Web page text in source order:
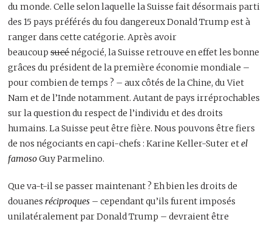
du monde. Celle selon laquelle la Suisse fait désormais parti
des 15 pays préférés du fou dangereux Donald Trump est à
ranger dans cette catégorie. Après avoir
beaucoupsucénégocié, la Suisse retrouve en effet les bonne
grâces du président de la première économie mondiale –
pour combien de temps ? – aux côtés de la Chine, du Viet
Nam et de l’Inde notamment. Autant de pays irréprochables
sur la question du respect de l’individu et des droits
humains. La Suisse peut être fière. Nous pouvons être fiers
de nos négociants en capi-chefs : Karine Keller-Suter etel
famosoGuy Parmelino.
Que va-t-il se passer maintenant ? Eh bien les droits de
douanesréciproques – cependant qu’ils furent imposés
unilatéralement par Donald Trump – devraient être